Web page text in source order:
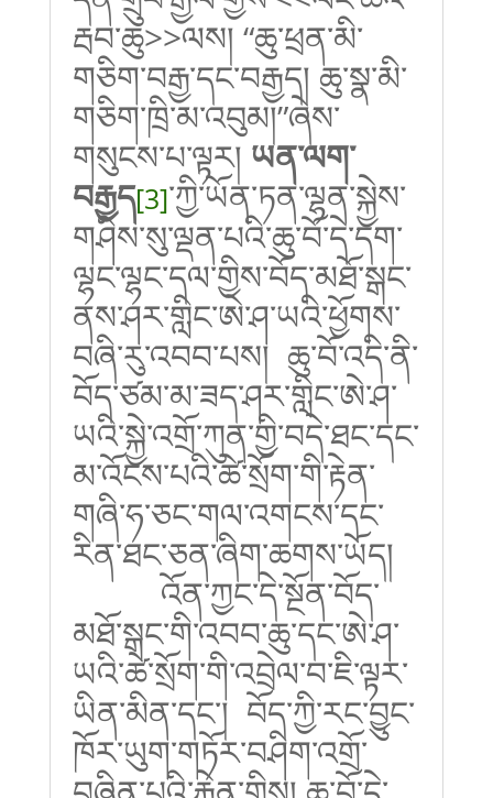
རྦབ་ཆུ>>ལས། “ཆུ་ཕྲན་མི་
གཅིག་བརྒྱ་དང་བརྒྱད། ཆུ་སྣ་མི་
གཅིག་ཁྲི་མ་འབུམ།”ཞེས་
གསུངས་པ་ལྟར། ཡན་ལག་
བརྒྱད[3]་ཀྱི་ཡོན་ཏན་ལྷན་སྐྱེས་
གཤིས་སུ་ལྡན་པའི་ཆུ་བོ་དེ་དག་
ལྷང་ལྷང་དལ་གྱིས་བོད་མཐོ་སྒང་
ནས་ཤར་གླིང་ཨེ་ཤ་ཡའི་ཕྱོགས་
བཞི་རུ་འབབ་པས། ཆུ་བོ་འདི་ནི་
བོད་ཙམ་མ་ཟད་ཤར་གླིང་ཨེ་ཤ་
ཡའི་སྐྱེ་འགྲོ་ཀུན་གྱི་བདེ་ཐང་དང་
མ་འོངས་པའི་ཚེ་སྲོག་གི་རྟེན་
གཞི་ཧ་ཅང་གལ་འགངས་དང་
རིན་ཐང་ཅན་ཞིག་ཆགས་ཡོད།
འོན་ཀྱང་དེ་སྔོན་བོད་
མཐོ་སྒང་གི་འབབ་ཆུ་དང་ཨེ་ཤ་
ཡའི་ཚེ་སྲོག་གི་འབྲེལ་བ་ཇི་ལྟར་
ཡིན་མིན་དང་། བོད་ཀྱི་རང་བྱུང་
ཁོར་ཡུག་གཏོར་བཤིག་འགྲོ་